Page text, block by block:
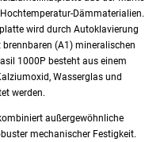
Dämmaterialien.
wird durch Autoklavierung
(A1) mineralischen
1000P besteht aus einem
Wasserglas und
werden.
außergewöhnliche
mechanischer Festigkeit.